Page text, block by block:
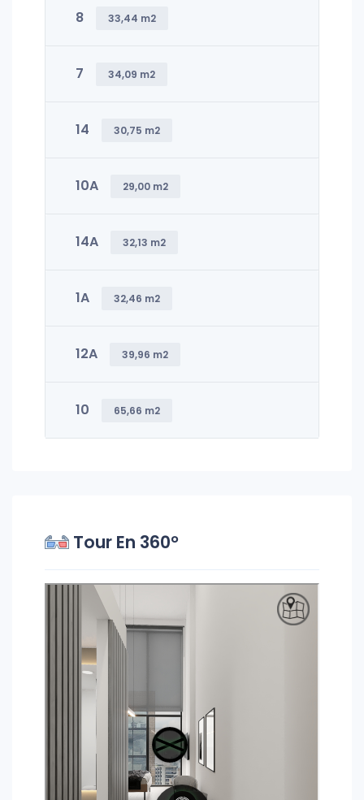
8 33,44 m2
7 34,09 m2
14 30,75 m2
10A 29,00 m2
14A 32,13 m2
1A 32,46 m2
12A 39,96 m2
10 65,66 m2
Tour En 360°